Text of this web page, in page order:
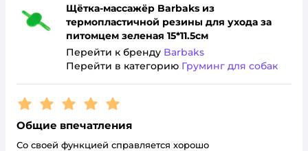
Щётка-массажёр Barbaks из
термопластичной резины для ухода за
питомцем зеленая 15*11.5см
Перейти к бренду Barbaks
Перейти в категорию Груминг для собак
Рейтинг:5
Общие впечатления
Со своей функцией справляется хорошо